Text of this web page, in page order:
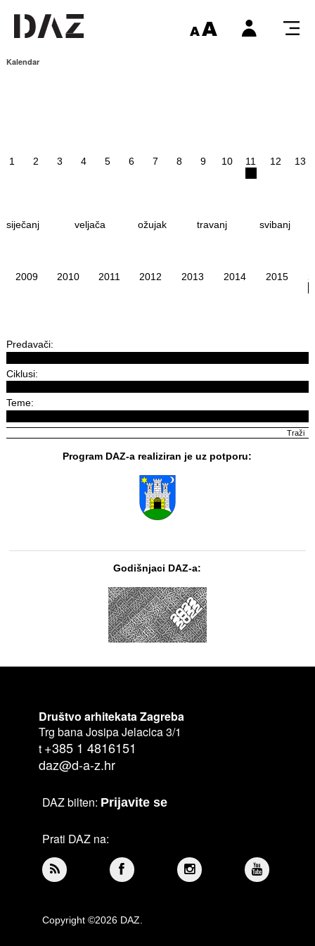
Kalendar
1 2 3 4 5 6 7 8 9 10 11 12 13
siječanj veljača ožujak travanj svibanj
2009 2010 2011 2012 2013 2014 2015
Predavači:
Ciklusi:
Teme:
Program DAZ-a realiziran je uz potporu:
Godišnjaci DAZ-a:
Društvo arhitekata Zagreba
Trg bana Josipa Jelacica 3/1
t +385 1 4816151
daz@d-a-z.hr
DAZ bilten: Prijavite se
Prati DAZ na:
Copyright ©2026 DAZ.